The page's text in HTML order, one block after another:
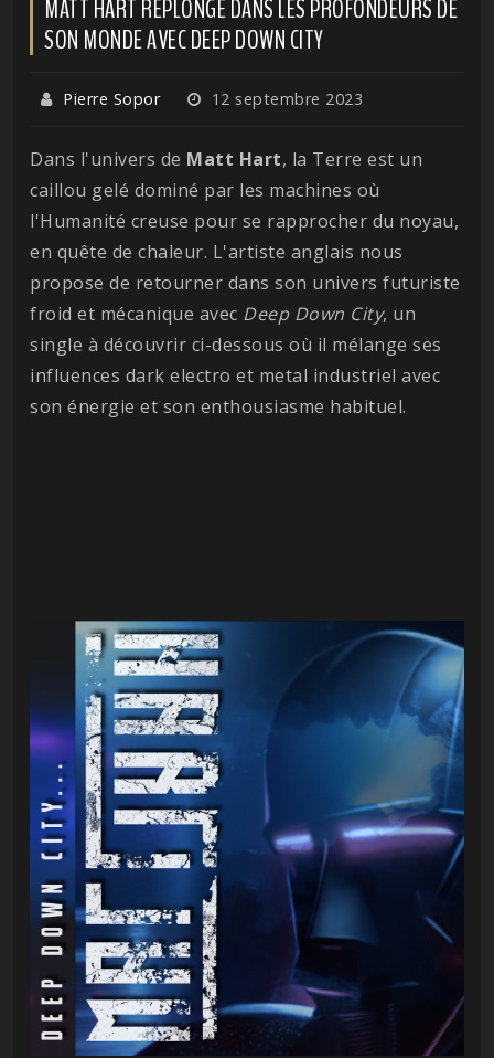
MATT HART REPLONGE DANS LES PROFONDEURS DE
SON MONDE AVEC DEEP DOWN CITY
Pierre Sopor 12 septembre 2023
Dans l'univers de Matt Hart, la Terre est un
caillou gelé dominé par les machines où
l'Humanité creuse pour se rapprocher du noyau,
en quête de chaleur. L'artiste anglais nous
propose de retourner dans son univers futuriste
froid et mécanique avec Deep Down City, un
single à découvrir ci-dessous où il mélange ses
influences dark electro et metal industriel avec
son énergie et son enthousiasme habituel.